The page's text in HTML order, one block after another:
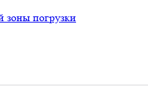
зоны погрузки